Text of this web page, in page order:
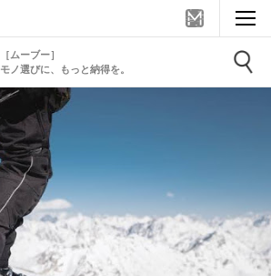
［ムーブー］
モノ選びに、もっと納得を。